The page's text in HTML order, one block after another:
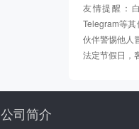
友情提醒：
Telegram等
伙伴警惕他人
法定节假日，
公司简介